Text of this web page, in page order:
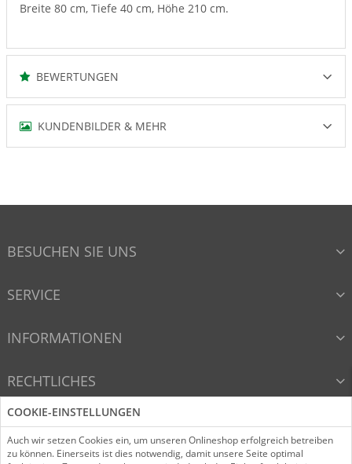
Breite 80 cm, Tiefe 40 cm, Höhe 210 cm.
BEWERTUNGEN
KUNDENBILDER & MEHR
BESUCHEN SIE UNS
SERVICE
INFORMATIONEN
RECHTLICHES
VERTRAG WIDERRUFEN
COOKIE-EINSTELLUNGEN
Auch wir setzen Cookies ein, um unseren Onlineshop erfolgreich betreiben
zu können. Einerseits ist dies notwendig, damit unsere Seite optimal